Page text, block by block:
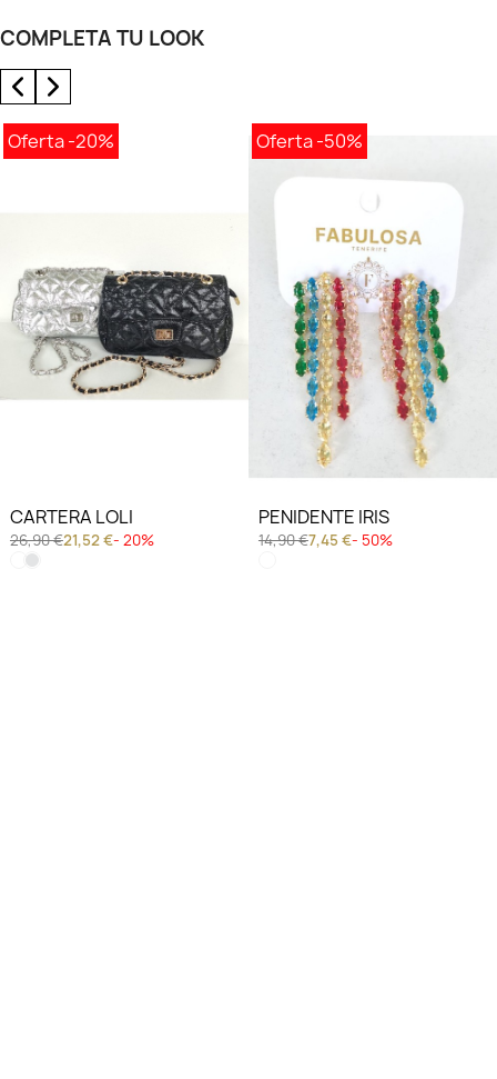
COMPLETA TU LOOK
Oferta-20%
CARTERA LOLI
26,90 €21,52 €- 20%
Oferta-50%
PENIDENTE IRIS
14,90 €7,45 €- 50%